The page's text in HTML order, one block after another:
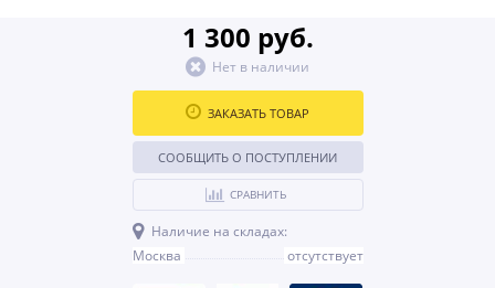
1 300 руб.
Нет в наличии
ЗАКАЗАТЬ ТОВАР
СООБЩИТЬ О ПОСТУПЛЕНИИ
СРАВНИТЬ
Наличие на складах:
Москва
отсутствует